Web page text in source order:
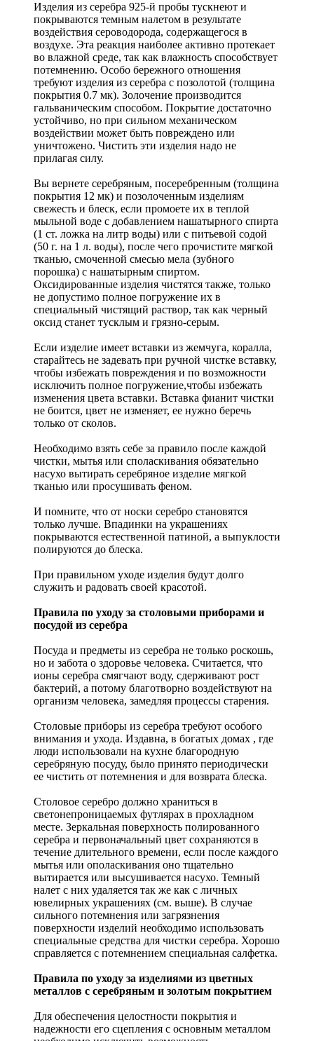
Изделия из серебра 925-й пробы тускнеют и
покрываются темным налетом в результате
воздействия сероводорода, содержащегося в
воздухе. Эта реакция наиболее активно протекает
во влажной среде, так как влажность способствует
потемнению. Особо бережного отношения
требуют изделия из серебра с позолотой (толщина
покрытия 0.7 мк). Золочение производится
гальваническим способом. Покрытие достаточно
устойчиво, но при сильном механическом
воздействии может быть повреждено или
уничтожено. Чистить эти изделия надо не
прилагая силу.
Вы вернете серебряным, посеребренным (толщина
покрытия 12 мк) и позолоченным изделиям
свежесть и блеск, если промоете их в теплой
мыльной воде с добавлением нашатырного спирта
(1 ст. ложка на литр воды) или с питьевой содой
(50 г. на 1 л. воды), после чего прочистите мягкой
тканью, смоченной смесью мела (зубного
порошка) с нашатырным спиртом.
Оксидированные изделия чистятся также, только
не допустимо полное погружение их в
специальный чистящий раствор, так как черный
оксид станет тусклым и грязно-серым.
Если изделие имеет вставки из жемчуга, коралла,
старайтесь не задевать при ручной чистке вставку,
чтобы избежать повреждения и по возможности
исключить полное погружение,чтобы избежать
изменения цвета вставки. Вставка фианит чистки
не боится, цвет не изменяет, ее нужно беречь
только от сколов.
Необходимо взять себе за правило после каждой
чистки, мытья или споласкивания обязательно
насухо вытирать серебряное изделие мягкой
тканью или просушивать феном.
И помните, что от носки серебро становятся
только лучше. Впадинки на украшениях
покрываются естественной патиной, а выпуклости
полируются до блеска.
При правильном уходе изделия будут долго
служить и радовать своей красотой.
Правила по уходу за столовыми приборами и
посудой из серебра
Посуда и предметы из серебра не только роскошь,
но и забота о здоровье человека. Считается, что
ионы серебра смягчают воду, сдерживают рост
бактерий, а потому благотворно воздействуют на
организм человека, замедляя процессы старения.
Столовые приборы из серебра требуют особого
внимания и ухода. Издавна, в богатых домах , где
люди использовали на кухне благородную
серебряную посуду, было принято периодически
ее чистить от потемнения и для возврата блеска.
Столовое серебро должно храниться в
светонепроницаемых футлярах в прохладном
месте. Зеркальная поверхность полированного
серебра и первоначальный цвет сохраняются в
течение длительного времени, если после каждого
мытья или ополаскивания оно тщательно
вытирается или высушивается насухо. Темный
налет с них удаляется так же как с личных
ювелирных украшениях (см. выше). В случае
сильного потемнения или загрязнения
поверхности изделий необходимо использовать
специальные средства для чистки серебра. Хорошо
справляется с потемнением специальная салфетка.
Правила по уходу за изделиями из цветных
металлов с серебряным и золотым покрытием
Для обеспечения целостности покрытия и
надежности его сцепления с основным металлом